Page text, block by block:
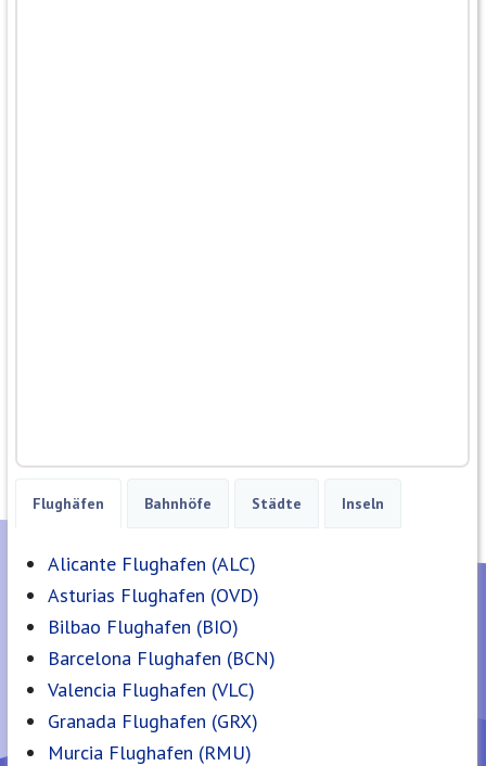
Flughäfen Bahnhöfe Städte Inseln
Alicante Flughafen (ALC)
Asturias Flughafen (OVD)
Bilbao Flughafen (BIO)
Barcelona Flughafen (BCN)
Valencia Flughafen (VLC)
Granada Flughafen (GRX)
Murcia Flughafen (RMU)